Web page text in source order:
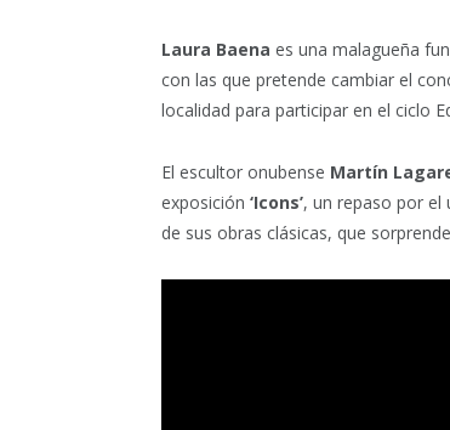
Laura Baena es una malagueña
con las que pretende cambiar el
localidad para participar en el ciclo
El escultor onubense Martín
exposición ‘Icons’, un repaso por el
de sus obras clásicas, que